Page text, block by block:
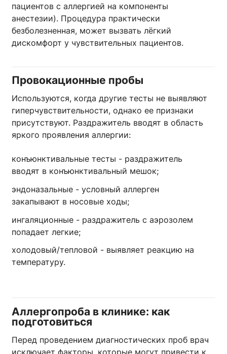
пациентов с аллергией на компоненты
анестезии). Процедура практически
безболезненная, может вызвать лёгкий
дискомфорт у чувствительных пациентов.
Провокационные пробы
Используются, когда другие тесты не выявляют
гиперчувствительности, однако ее признаки
присутствуют. Раздражитель вводят в область
яркого проявления аллергии:
конъюнктивальные тесты - раздражитель
вводят в конъюнктивальный мешок;
эндоназальные - условный аллерген
закапывают в носовые ходы;
ингаляционные - раздражитель с аэрозолем
попадает легкие;
холодовый/тепловой - выявляет реакцию на
температуру.
Аллергопроба в клинике: как
подготовиться
Перед проведением диагностических проб врач
исключает факторы, которые могут привести к